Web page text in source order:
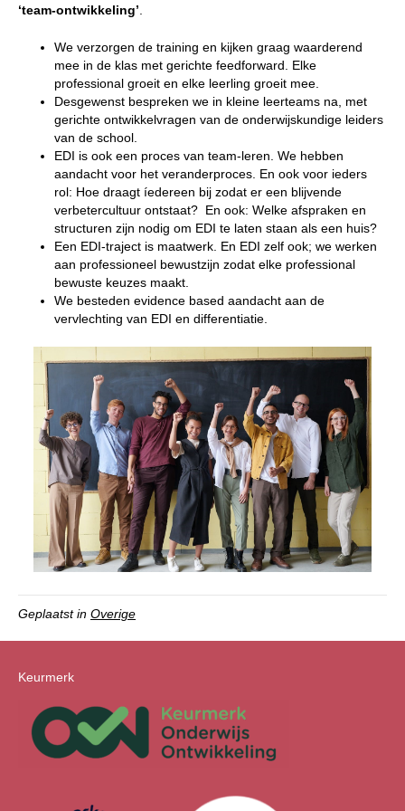
‘team-ontwikkeling’
We verzorgen de training en kijken graag waarderend
mee in de klas met gerichte feedforward. Elke
professional groeit en elke leerling groeit mee.
Desgewenst bespreken we in kleine leerteams na, met
gerichte ontwikkelvragen van de onderwijskundige leiders
van de school.
EDI is ook een proces van team-leren. We hebben
aandacht voor het veranderproces. En ook voor ieders
rol: Hoe draagt íedereen bij zodat er een blijvende
verbetercultuur ontstaat? En ook: Welke afspraken en
structuren zijn nodig om EDI te laten staan als een huis?
Een EDI-traject is maatwerk. En EDI zelf ook; we werken
aan professioneel bewustzijn zodat elke professional
bewuste keuzes maakt.
We besteden evidence based aandacht aan de
vervlechting van EDI en differentiatie.
Geplaatst in Overige
Keurmerk